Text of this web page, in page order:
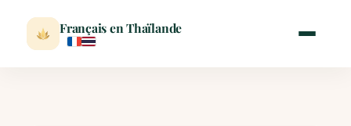
Français en Thaïlande